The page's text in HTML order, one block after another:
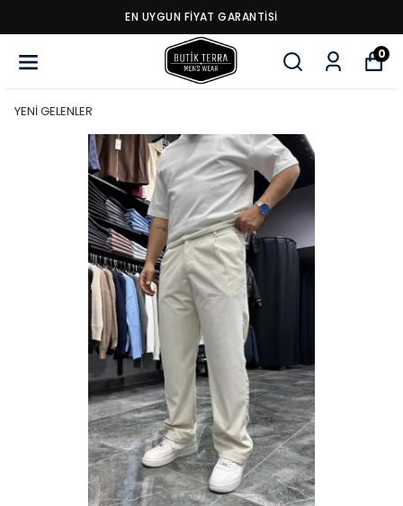
EN UYGUN FİYAT GARANTİSİ
0
YENİ GELENLER